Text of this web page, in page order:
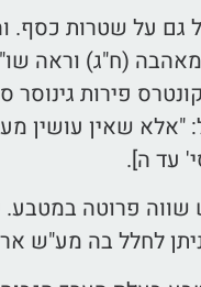
על שטרות כסף.
(ח"ג) וראה
פירות גינוסר
"אלא שאין
עד ה].
פרוטה במטבע.